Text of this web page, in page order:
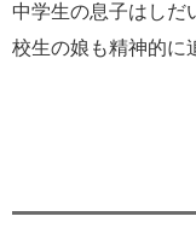
中学生の息子はしだ
校生の娘も精神的に